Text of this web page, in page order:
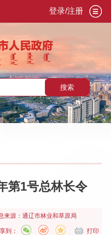
登录/注册
搜索
>政府信息公开>法
第1号总林长令
来源： 通辽市林业和草原局
打印
到：